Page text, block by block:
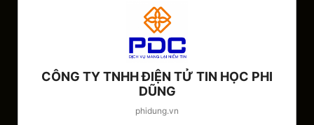
CÔNG TY TNHH ĐIỆN TỬ TIN HỌC PHI
DŨNG
phidung.vn